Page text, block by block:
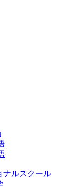
ナルスクール